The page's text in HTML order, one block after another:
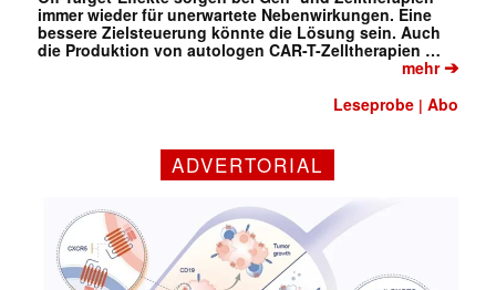
immer wieder für unerwartete Nebenwirkungen. Eine
bessere Zielsteuerung könnte die Lösung sein. Auch
die Produktion von autologen CAR-T-Zelltherapien …
mehr➔
Leseprobe |Abo
ADVERTORIAL